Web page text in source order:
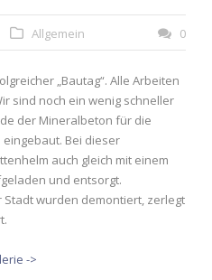
Allgemein 0
„Bautag“. Alle Arbeiten
sind noch ein wenig schneller
der Mineralbeton für die
Bei dieser
auch gleich mit einem
und entsorgt.
wurden demontiert, zerlegt
->